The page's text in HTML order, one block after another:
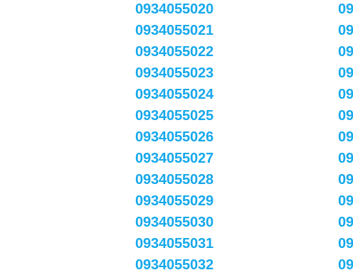
0934055020
0934055021
0934055022
0934055023
0934055024
0934055025
0934055026
0934055027
0934055028
0934055029
0934055030
0934055031
0934055032